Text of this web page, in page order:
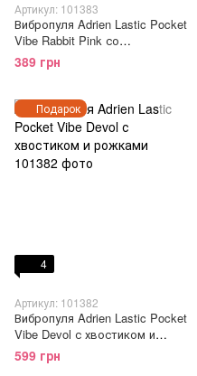
Артикул: 101383
Вибропуля Adrien Lastic Pocket
Vibe Rabbit Pink со
стимулирующими ушками
389 грн
Подарок
4
Артикул: 101382
Вибропуля Adrien Lastic Pocket
Vibe Devol с хвостиком и
рожками
599 грн